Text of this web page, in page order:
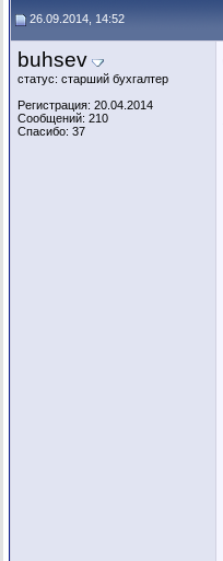
26.09.2014, 14:52
buhsev
статус: старший бухгалтер
Регистрация: 20.04.2014
Сообщений: 210
Спасибо: 37